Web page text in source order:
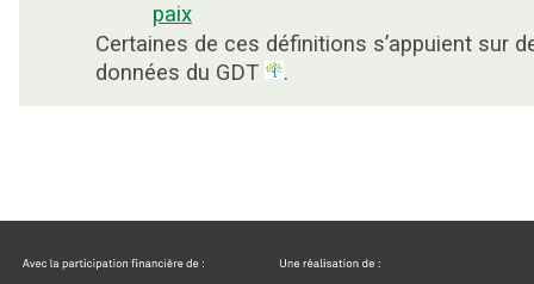
paix
Certaines de ces définitions s’appuient sur
données du GDT
.